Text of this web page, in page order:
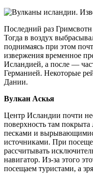
Последний раз Гримсвотн
Тогда в воздух
поднимаясь при этом
извержения временное
Исландией, а после —
Германией. Некоторые
Дании.
Вулкан Аскья
Центр Исландии почти
поверхность там
песками и
источниками. При
рассчитывать
навигатор. Из-за этого
посещаем туристами, а